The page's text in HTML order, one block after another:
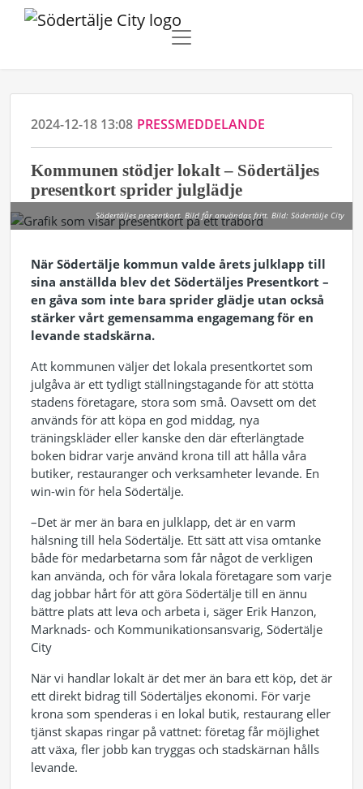
2024-12-18 13:08 PRESSMEDDELANDE
Kommunen stödjer lokalt – Södertäljes
presentkort sprider julglädje
Södertäljes presentkort. Bild får användas fritt. Bild: Södertälje City
När Södertälje kommun valde årets julklapp till
sina anställda blev det Södertäljes Presentkort –
en gåva som inte bara sprider glädje utan också
stärker vårt gemensamma engagemang för en
levande stadskärna.
Att kommunen väljer det lokala presentkortet som
julgåva är ett tydligt ställningstagande för att stötta
stadens företagare, stora som små. Oavsett om det
används för att köpa en god middag, nya
träningskläder eller kanske den där efterlängtade
boken bidrar varje använd krona till att hålla våra
butiker, restauranger och verksamheter levande. En
win-win för hela Södertälje.
–Det är mer än bara en julklapp, det är en varm
hälsning till hela Södertälje. Ett sätt att visa omtanke
både för medarbetarna som får något de verkligen
kan använda, och för våra lokala företagare som varje
dag jobbar hårt för att göra Södertälje till en ännu
bättre plats att leva och arbeta i, säger Erik Hanzon,
Marknads- och Kommunikationsansvarig, Södertälje
City
När vi handlar lokalt är det mer än bara ett köp, det är
ett direkt bidrag till Södertäljes ekonomi. För varje
krona som spenderas i en lokal butik, restaurang eller
tjänst skapas ringar på vattnet: företag får möjlighet
att växa, fler jobb kan tryggas och stadskärnan hålls
levande.